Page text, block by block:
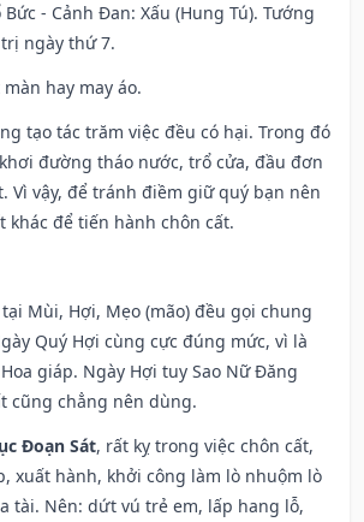
Bức - Cảnh Đan: Xấu (Hung Tú). Tướng
ngày thứ 7.
hay may áo.
tạo tác trăm việc đều có hại. Trong đó
đường tháo nước, trổ cửa, đầu đơn
Vì vậy, để tránh điềm giữ quý bạn nên
khác để tiến hành chôn cất.
Mùi, Hợi, Mẹo (mão) đều gọi chung
Quý Hợi cùng cực đúng mức, vì là
giáp. Ngày Hợi tuy Sao Nữ Đăng
cũng chẳng nên dùng.
Đoạn Sát, rất kỵ trong việc chôn cất,
xuất hành, khởi công làm lò nhuộm lò
tài. Nên: dứt vú trẻ em, lấp hang lỗ,